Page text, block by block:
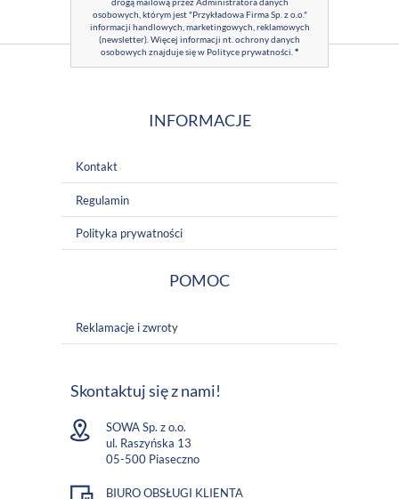
osobowych, którym jest "Przykładowa Firma Sp. z o.o."
informacji handlowych, marketingowych, reklamowych
(newsletter). Więcej informacji nt. ochrony danych
osobowych znajduje się w Polityce prywatności *
INFORMACJE
Kontakt
Regulamin
Polityka prywatności
POMOC
Reklamacje i zwroty
Skontaktuj się z nami!
SOWA Sp. z o.o.
ul. Raszyńska 13
05-500 Piaseczno
BIURO OBSŁUGI KLIENTA